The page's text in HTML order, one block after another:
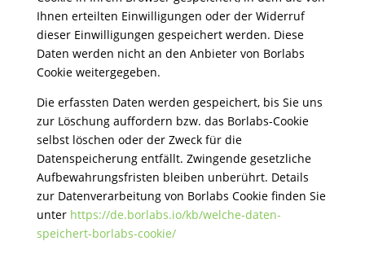
Ihnen erteilten Einwilligungen oder der Widerruf
dieser Einwilligungen gespeichert werden. Diese
Daten werden nicht an den Anbieter von Borlabs
Cookie weitergegeben.
Die erfassten Daten werden gespeichert, bis Sie uns
zur Löschung auffordern bzw. das Borlabs-Cookie
selbst löschen oder der Zweck für die
Datenspeicherung entfällt. Zwingende gesetzliche
Aufbewahrungsfristen bleiben unberührt. Details
zur Datenverarbeitung von Borlabs Cookie finden Sie
unter https://de.borlabs.io/kb/welche-daten-
speichert-borlabs-cookie/